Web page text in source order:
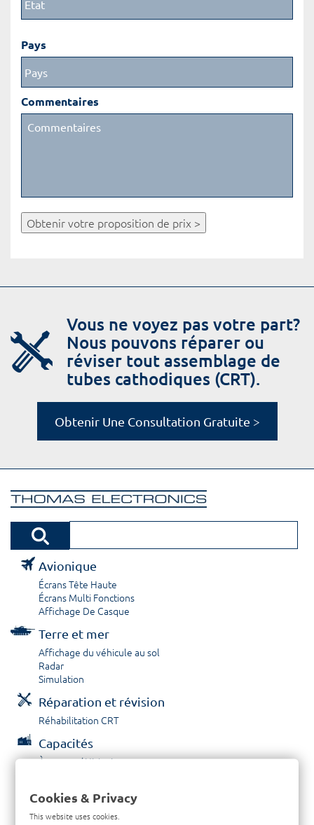
Pays
Commentaires
Obtenir votre proposition de prix >
Vous ne voyez pas votre part?
Nous pouvons réparer ou
réviser tout assemblage de
tubes cathodiques (CRT).
Obtenir Une Consultation Gratuite >
Avionique
Écrans Tête Haute
Écrans Multi Fonctions
Affichage De Casque
Terre et mer
Affichage du véhicule au sol
Radar
Simulation
Réparation et révision
Réhabilitation CRT
Capacités
À propos / Historique
Contactez nous
Cookies & Privacy
This website uses cookies.